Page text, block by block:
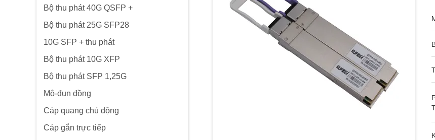
Bộ thu phát 40G QSFP +
Bộ thu phát 25G SFP28
10G SFP + thu phát
Bộ thu phát 10G XFP
Bộ thu phát SFP 1,25G
Mô-đun đồng
Cáp quang chủ động
Cáp gắn trực tiếp